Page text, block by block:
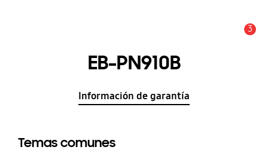
3
EB-PN910B
Información de garantía
Temas comunes